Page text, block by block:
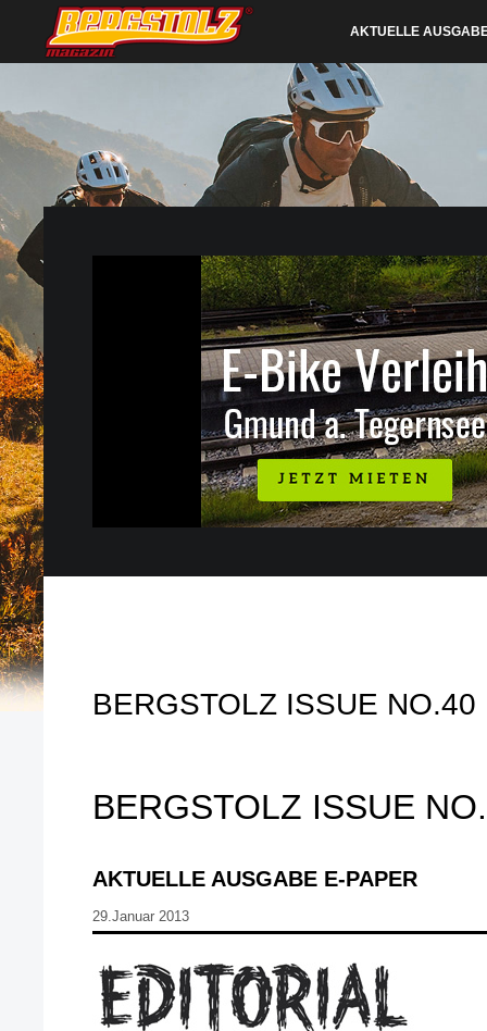
AKTUELLE
BERGSTOLZ ISSUE NO.40
BERGSTOLZ ISSUE
AKTUELLE AUSGABE E-PAPER
29.Januar 2013